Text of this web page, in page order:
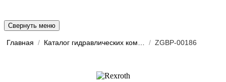
Свернуть меню
Главная / / ZGBP-00186